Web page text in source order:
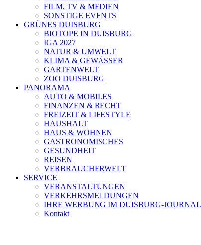
FILM, TV & MEDIEN
SONSTIGE EVENTS
GRÜNES DUISBURG
BIOTOPE IN DUISBURG
IGA 2027
NATUR & UMWELT
KLIMA & GEWÄSSER
GARTENWELT
ZOO DUISBURG
PANORAMA
AUTO & MOBILES
FINANZEN & RECHT
FREIZEIT & LIFESTYLE
HAUSHALT
HAUS & WOHNEN
GASTRONOMISCHES
GESUNDHEIT
REISEN
VERBRAUCHERWELT
SERVICE
VERANSTALTUNGEN
VERKEHRSMELDUNGEN
IHRE WERBUNG IM DUISBURG-JOURNAL
Kontakt